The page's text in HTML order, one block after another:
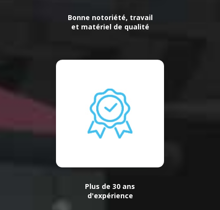
Bonne notoriété, travail
et matériel de qualité
Plus de 30 ans
d'expérience